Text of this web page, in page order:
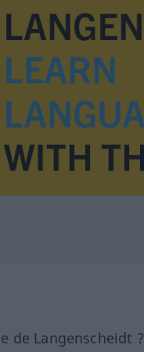
de Langenscheidt ?